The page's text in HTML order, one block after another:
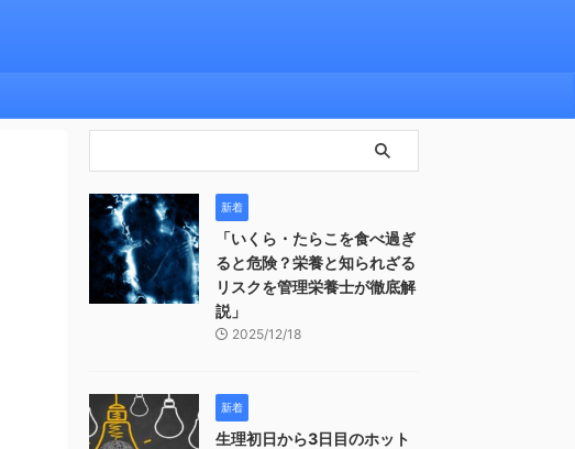
新着
「いくら・たらこを食べ過ぎ
ると危険？栄養と知られざる
リスクを管理栄養士が徹底解
説」
2025/12/18
新着
生理初日から3日目のホット